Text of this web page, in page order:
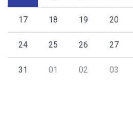
17 18 19 20
24 25 26 27
31 01 02 03